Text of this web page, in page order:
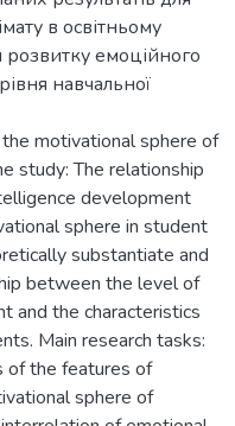
в освітньому
емоційного
навчальної
motivational sphere of
study: The relationship
development
sphere in student
substantiate and
between the level of
and the characteristics
Main research tasks:
of the features of
sphere of